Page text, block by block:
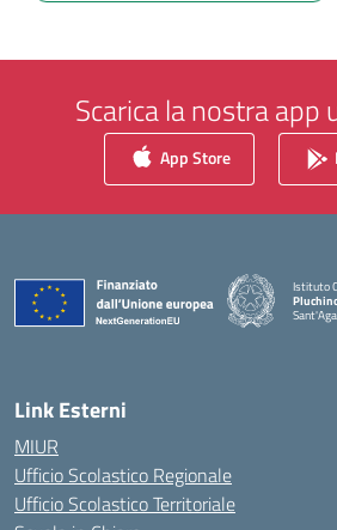
Scarica la nostra app
App Store
Istituto
— Visita
Link Esterni
MIUR
Ufficio Scolastico Regionale
Ufficio Scolastico Territoriale